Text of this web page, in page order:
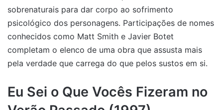
sobrenaturais para dar corpo ao sofrimento
psicológico dos personagens. Participações de nomes
conhecidos como Matt Smith e Javier Botet
completam o elenco de uma obra que assusta mais
pela verdade que carrega do que pelos sustos em si.
Eu Sei o Que Vocês Fizeram no